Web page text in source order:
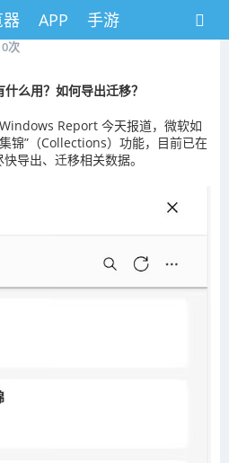
APP 手游
0次
什么用？如何导出迁移？
Report 今天报道，微软如
锦”（Collections）功能，目前已在
导出、迁移相关数据。